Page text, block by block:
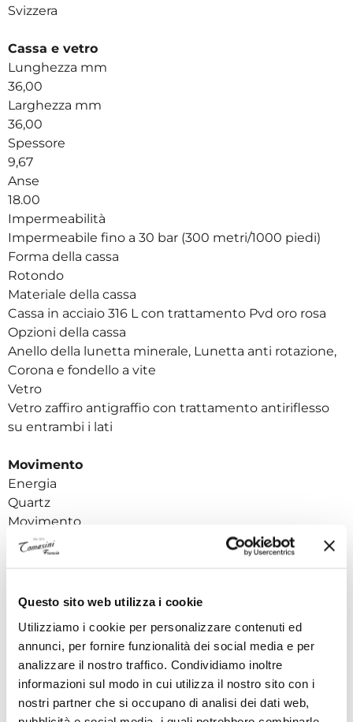
Questo sito web utilizza i cookie
Utilizziamo i cookie per personalizzare contenuti ed
annunci, per fornire funzionalità dei social media e per
analizzare il nostro traffico. Condividiamo inoltre
informazioni sul modo in cui utilizza il nostro sito con i
nostri partner che si occupano di analisi dei dati web,
Svizzera
Cassa e vetro
Lunghezza mm
36,00
Larghezza mm
36,00
Spessore
9,67
Anse
18.00
Impermeabilità
Impermeabile fino a 30 bar (300 metri/1000 piedi)
Forma della cassa
Rotondo
Materiale della cassa
Cassa in acciaio 316 L con trattamento Pvd oro rosa
Opzioni della cassa
Anello della lunetta minerale, Lunetta anti rotazione,
Corona e fondello a vite
Vetro
Vetro zaffiro antigraffio con trattamento antiriflesso
su entrambi i lati
Movimento
Energia
Quartz
Movimento
Svizzero, al quarzo
Batteria
Calibro
Calibro Diametro (mm)
23.30
Quadrante
Colore del quadrante